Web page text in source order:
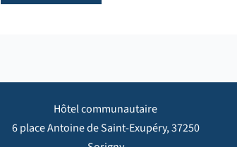
Hôtel communautaire
6 place Antoine de Saint-Exupéry, 37250